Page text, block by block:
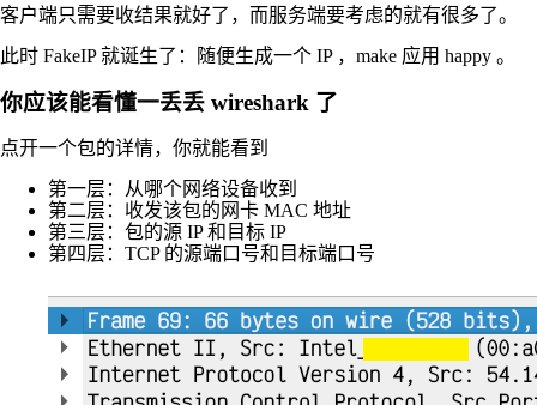
客户端只需要收结果就好了，而服务端要考虑的就有很多了。
此时 FakeIP 就诞生了：随便生成一个 IP ，make 应用 happy 。
你应该能看懂一丢丢 wireshark 了
点开一个包的详情，你就能看到
第一层：从哪个网络设备收到
第二层：收发该包的网卡 MAC 地址
第三层：包的源 IP 和目标 IP
第四层：TCP 的源端口号和目标端口号